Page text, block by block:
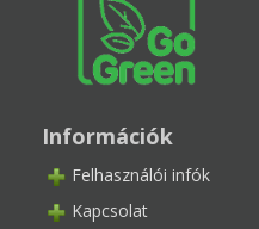
Információk
Felhasználói infók
Kapcsolat